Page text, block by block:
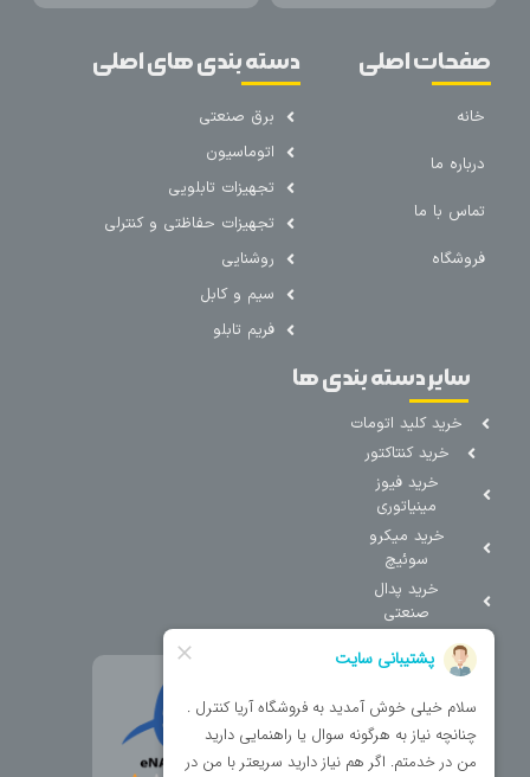
صفحات اصلی
خانه
درباره ما
تماس با ما
فروشگاه
دسته بندی های اصلی
برق صنعتی
اتوماسیون
تجهیزات تابلویی
تجهیزات حفاظتی و کنترلی
روشنایی
سیم و کابل
فریم تابلو
سایر دسته بندی ها
خرید کلید اتومات
خرید کنتاکتور
خرید فیوز
مینیاتوری
خرید میکرو
سوئیچ
خرید پدال
صنعتی